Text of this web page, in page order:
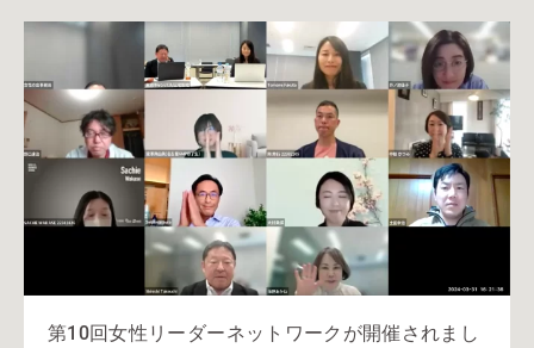
第10回女性リーダーネットワークが開催されまし